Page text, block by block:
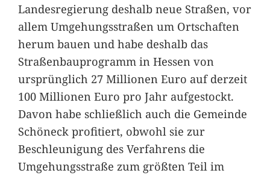
Landesregierung deshalb neue Straßen, vor
allem Umgehungsstraßen um Ortschaften
herum bauen und habe deshalb das
Straßenbauprogramm in Hessen von
ursprünglich 27 Millionen Euro auf derzeit
100 Millionen Euro pro Jahr aufgestockt.
Davon habe schließlich auch die Gemeinde
Schöneck profitiert, obwohl sie zur
Beschleunigung des Verfahrens die
Umgehungsstraße zum größten Teil im